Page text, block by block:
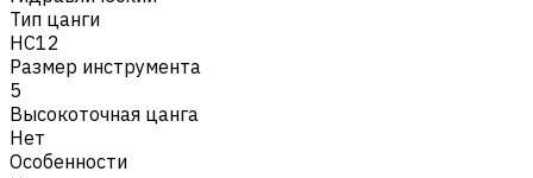
Тип цанги
HC12
Размер инструмента
5
Высокоточная цанга
Нет
Особенности